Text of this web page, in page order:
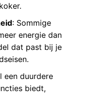
: Sommige
energie dan
dat past bij je
een duurdere
biedt,